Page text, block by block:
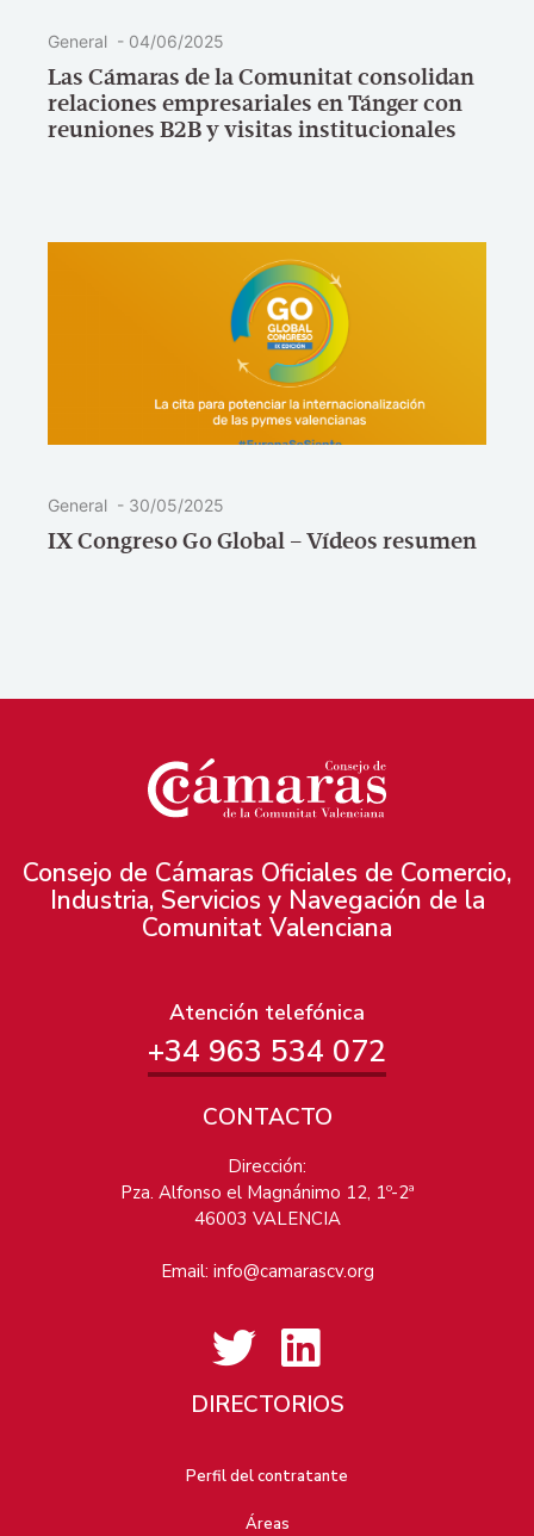
General - 04/06/2025
Las Cámaras de la Comunitat consolidan
relaciones empresariales en Tánger con
reuniones B2B y visitas institucionales
General - 30/05/2025
IX Congreso Go Global – Vídeos resumen
Consejo de Cámaras Oficiales de Comercio,
Industria, Servicios y Navegación de la
Comunitat Valenciana
Atención telefónica
+34 963 534 072
CONTACTO
Dirección:
Pza. Alfonso el Magnánimo 12, 1º-2ª
46003 VALENCIA
Email: info@camarascv.org
DIRECTORIOS
Perfil del contratante
Áreas